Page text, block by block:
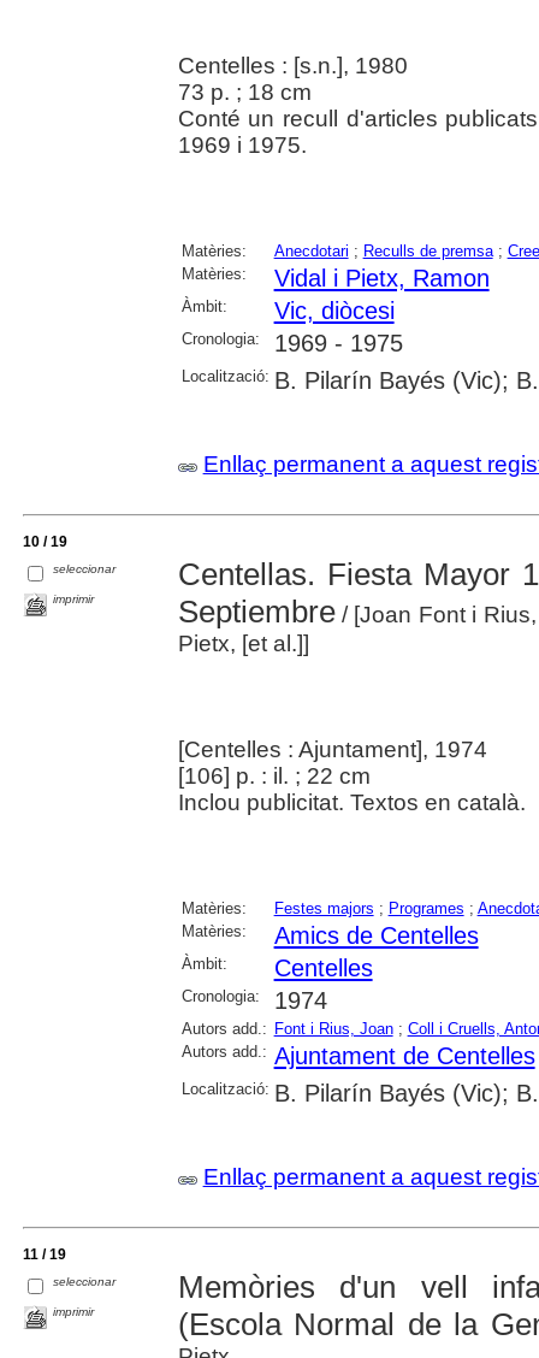
Centelles : [s.n.], 1980
73 p. ; 18 cm
Conté un recull d'articles
1969 i 1975.
Matèries: Anecdotari ; Reculls de premsa;
Matèries:
Vidal i Pietx, Ramon
Àmbit: Vic, diòcesi
Cronologia: 1969 - 1975
Localització: B. Pilarín Bayés (Vic);
Enllaç permanent a aquest
10 / 19
seleccionar
imprimir
Centellas. Fiesta Mayor
Septiembre/ [Joan Font i
Pietx, [et al.]]
[Centelles : Ajuntament], 1974
[106] p. : il. ; 22 cm
Inclou publicitat. Textos en català.
Matèries: Festes majors ; Programes ;
Matèries:
Amics de Centelles
Àmbit: Centelles
Cronologia: 1974
Autors add.: Font i Rius, Joan; Coll i Cruells,
Autors add.: Ajuntament de Centelles
Localització: B. Pilarín Bayés (Vic);
Enllaç permanent a aquest
11 / 19
seleccionar
imprimir
Memòries d'un vell
(Escola Normal de la